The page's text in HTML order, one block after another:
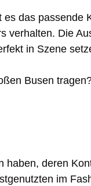
das passende
verhalten. Die
in Szene
Busen
deren
im